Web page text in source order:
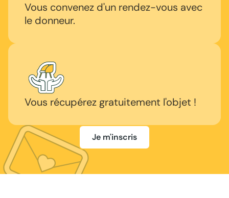
Vous convenez d'un rendez-vous avec
le donneur.
Vous récupérez gratuitement l'objet !
Je m'inscris